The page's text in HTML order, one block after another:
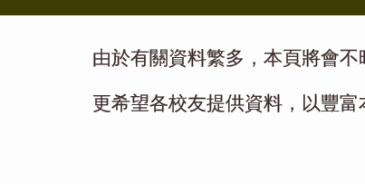
由於有關資料繁多，本頁將會不
更希望各校友提供資料，以豐富